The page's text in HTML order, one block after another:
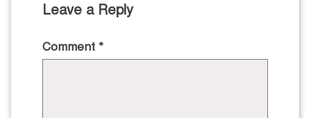
Leave a Reply
Comment *